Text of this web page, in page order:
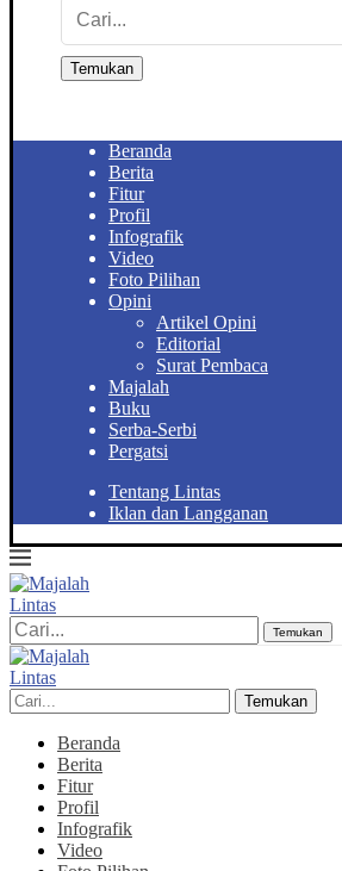
Temukan
Beranda
Berita
Fitur
Profil
Infografik
Video
Foto Pilihan
Opini
Artikel Opini
Editorial
Surat Pembaca
Majalah
Buku
Serba-Serbi
Pergatsi
Tentang Lintas
Iklan dan Langganan
Temukan
Temukan
Beranda
Berita
Fitur
Profil
Infografik
Video